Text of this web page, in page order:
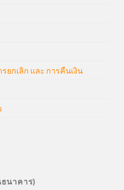
ยกเลิก และ การคืนเงิน
นาคาร)